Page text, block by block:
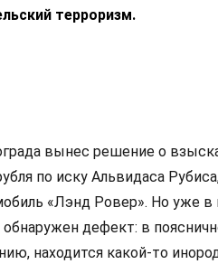
терроризм.
вынес решение о
по иску Альвидаса
«Лэнд Ровер». Но уже в
дефект: в
находится какой-то